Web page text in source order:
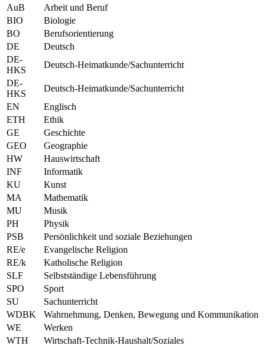
AuB
Arbeit und Beruf
BIO
Biologie
BO
Berufsorientierung
DE
Deutsch
DE-
HKS
Deutsch-Heimatkunde/Sachunterricht
DE-
HKS
Deutsch-Heimatkunde/Sachunterricht
EN
Englisch
ETH
Ethik
GE
Geschichte
GEO
Geographie
HW
Hauswirtschaft
INF
Informatik
KU
Kunst
MA
Mathematik
MU
Musik
PH
Physik
PSB
Persönlichkeit und soziale Beziehungen
RE/e
Evangelische Religion
RE/k
Katholische Religion
SLF
Selbstständige Lebensführung
SPO
Sport
SU
Sachunterricht
WDBK
Wahrnehmung, Denken, Bewegung und Kommunikation
WE
Werken
WTH
Wirtschaft-Technik-Haushalt/Soziales